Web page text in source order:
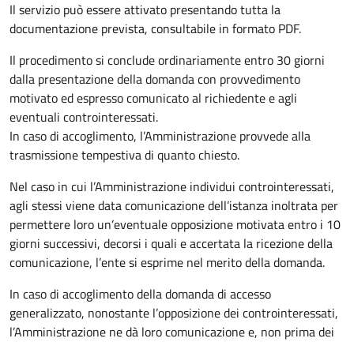
Il servizio può essere attivato presentando tutta la
documentazione prevista, consultabile in formato PDF.
Il procedimento si conclude ordinariamente entro 30 giorni
dalla presentazione della domanda con provvedimento
motivato ed espresso comunicato al richiedente e agli
eventuali controinteressati.
In caso di accoglimento, l’Amministrazione provvede alla
trasmissione tempestiva di quanto chiesto.
Nel caso in cui l’Amministrazione individui controinteressati,
agli stessi viene data comunicazione dell’istanza inoltrata per
permettere loro un’eventuale opposizione motivata entro i 10
giorni successivi, decorsi i quali e accertata la ricezione della
comunicazione, l’ente si esprime nel merito della domanda.
In caso di accoglimento della domanda di accesso
generalizzato, nonostante l’opposizione dei controinteressati,
l’Amministrazione ne dà loro comunicazione e, non prima dei